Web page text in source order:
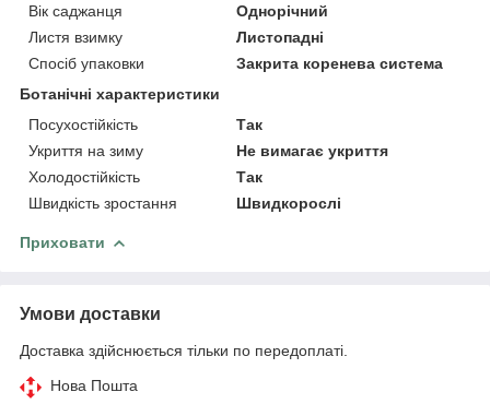
Вік саджанця
Однорічний
Листя взимку
Листопадні
Спосіб упаковки
Закрита коренева система
Ботанічні характеристики
Посухостійкість
Так
Укриття на зиму
Не вимагає укриття
Холодостійкість
Так
Швидкість зростання
Швидкорослі
Приховати
Умови доставки
Доставка здійснюється тільки по передоплаті.
Нова Пошта